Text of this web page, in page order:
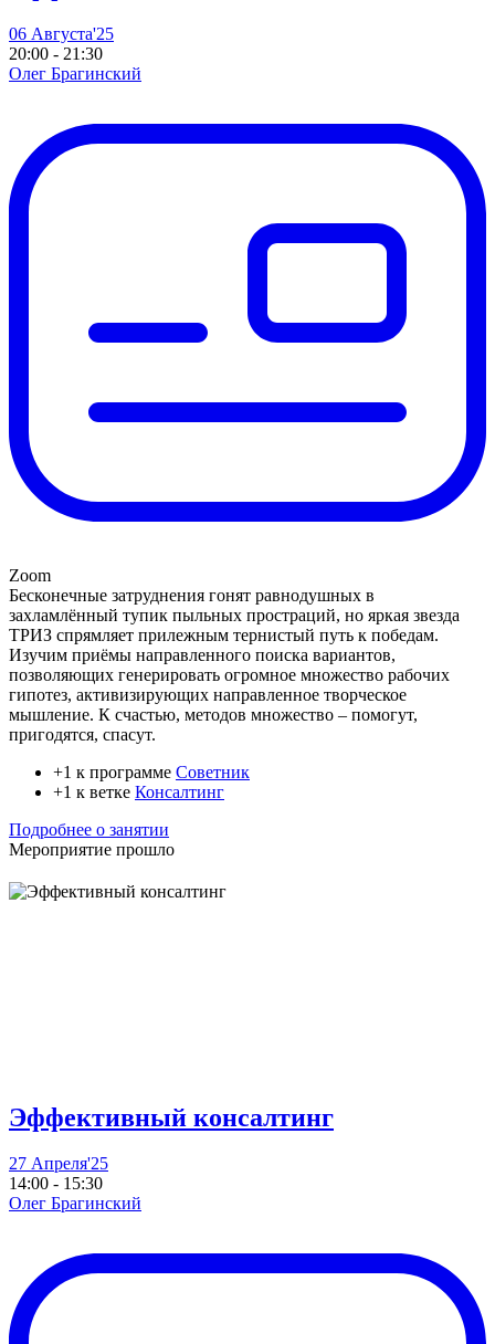
06 Августа'25
20:00 - 21:30
Олег Брагинский
Zoom
Бесконечные затруднения гонят равнодушных в
захламлённый тупик пыльных простраций, но яркая звезда
ТРИЗ спрямляет прилежным тернистый путь к победам.
Изучим приёмы направленного поиска вариантов,
позволяющих генерировать огромное множество рабочих
гипотез, активизирующих направленное творческое
мышление. К счастью, методов множество – помогут,
пригодятся, спасут.
+1 к программе Советник
+1 к ветке Консалтинг
Подробнее о занятии
Мероприятие прошло
Эффективный консалтинг
27 Апреля'25
14:00 - 15:30
Олег Брагинский